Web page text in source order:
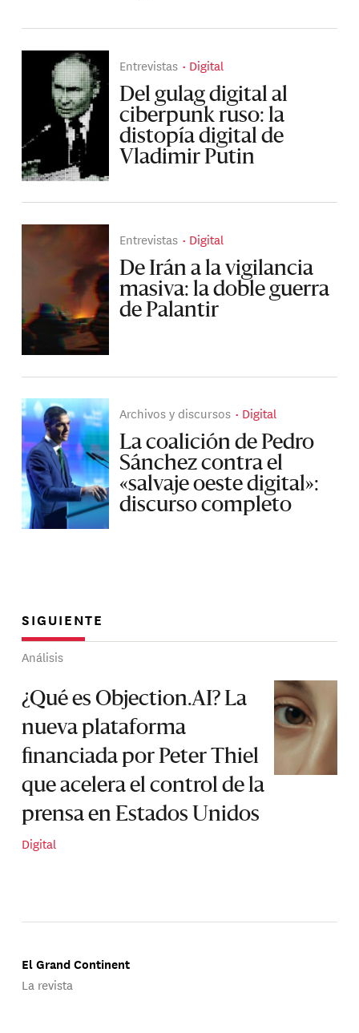
Entrevistas Digital
Del gulag digital al
ciberpunk ruso: la
distopía digital de
Vladimir Putin
Entrevistas Digital
De Irán a la vigilancia
masiva: la doble guerra
de Palantir
Archivos y discursos Digital
La coalición de Pedro
Sánchez contra el
«salvaje oeste digital»:
discurso completo
SIGUIENTE
Análisis
¿Qué es Objection.AI? La
nueva plataforma
financiada por Peter Thiel
que acelera el control de la
prensa en Estados Unidos
Digital
El Grand Continent
La revista